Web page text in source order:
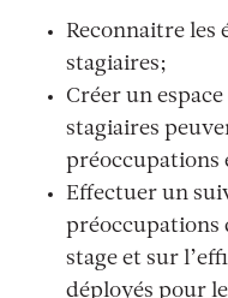
Reconnaitre les
stagiaires;
Créer un
stagiaires
préoccupations
Effectuer un
préoccupations
stage et sur
déployés pour